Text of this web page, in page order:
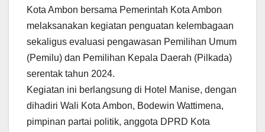
Kota Ambon bersama Pemerintah Kota Ambon
melaksanakan kegiatan penguatan kelembagaan
sekaligus evaluasi pengawasan Pemilihan Umum
(Pemilu) dan Pemilihan Kepala Daerah (Pilkada)
serentak tahun 2024.
Kegiatan ini berlangsung di Hotel Manise, dengan
dihadiri Wali Kota Ambon, Bodewin Wattimena,
pimpinan partai politik, anggota DPRD Kota